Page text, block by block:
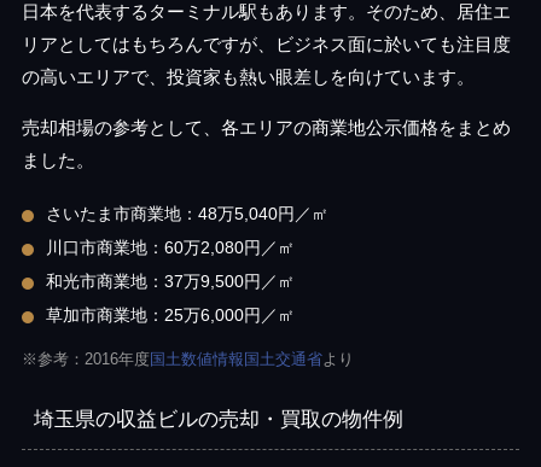
日本を代表するターミナル駅もあります。そのため、居住エ
リアとしてはもちろんですが、ビジネス面に於いても注目度
の高いエリアで、投資家も熱い眼差しを向けています。
売却相場の参考として、各エリアの商業地公示価格をまとめ
ました。
さいたま市商業地：48万5,040円／㎡
川口市商業地：60万2,080円／㎡
和光市商業地：37万9,500円／㎡
草加市商業地：25万6,000円／㎡
※参考：2016年度国土数値情報国土交通省より
埼玉県の収益ビルの売却・買取の物件例